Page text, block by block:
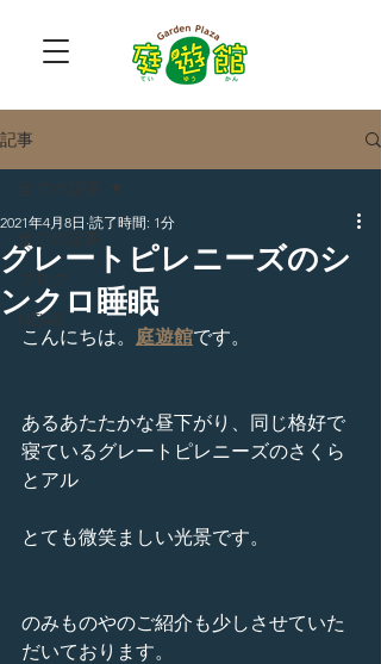
記事
全ての記事
ブログ
NEWS
グレートピレニーズのシ
ンクロ睡眠
2021年4月8日 読了時間: 1分
こんにちは。 庭遊館です。
あるあたたかな昼下がり、同じ格好で
寝ているグレートピレニーズのさくら
とアル
とても微笑ましい光景です。
のみものやのご紹介も少しさせていた
だいております。